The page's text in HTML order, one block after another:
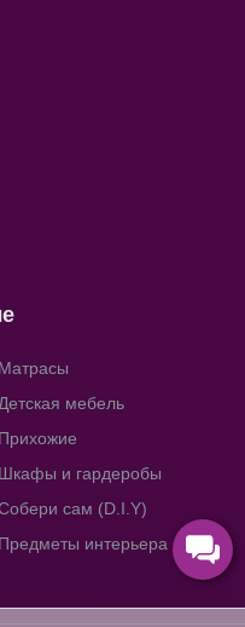
Матрасы
Детская мебель
Прихожие
Шкафы и гардеробы
сам (D.I.Y)
Предметы интерьера